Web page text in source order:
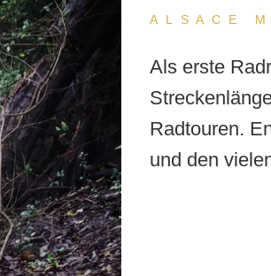
ALSACE
Als erste
Radtouren.
und den